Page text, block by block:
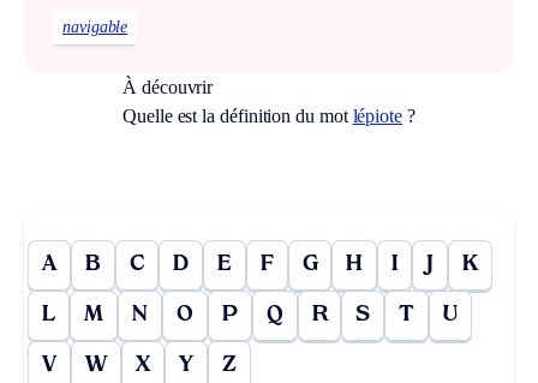
navigable
À découvrir
Quelle est la définition du mot lépiote ?
A B C D E F G H I J K
L M N O P Q R S T U
V W X Y Z